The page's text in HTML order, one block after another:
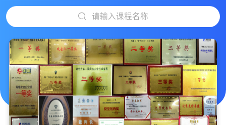
请输入课程名称